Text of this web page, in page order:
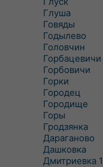
Глуша
Говяды
Годылево
Головчин
Горбацевичи
Горбовичи
Горки
Городец
Городище
Горы
Гродзянка
Дараганово
Дашковка
Дмитриевка 1